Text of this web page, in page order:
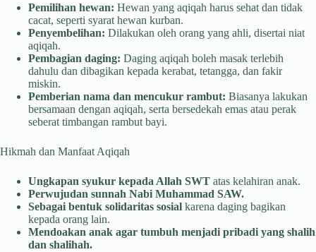
Pemilihan hewan: Hewan yang aqiqah harus sehat dan tidak
cacat, seperti syarat hewan kurban.
Penyembelihan: Dilakukan oleh orang yang ahli, disertai niat
aqiqah.
Pembagian daging: Daging aqiqah boleh masak terlebih
dahulu dan dibagikan kepada kerabat, tetangga, dan fakir
miskin.
Pemberian nama dan mencukur rambut: Biasanya lakukan
bersamaan dengan aqiqah, serta bersedekah emas atau perak
seberat timbangan rambut bayi.
Hikmah dan Manfaat Aqiqah
Ungkapan syukur kepada Allah SWT atas kelahiran anak.
Perwujudan sunnah Nabi Muhammad SAW.
Sebagai bentuk solidaritas sosial karena daging bagikan
kepada orang lain.
Mendoakan anak agar tumbuh menjadi pribadi yang shalih
dan shalihah.